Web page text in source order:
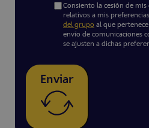
Consiento la cesión de
relativos a mis
del grupo al que pertenece
envío de comunicaciones
se ajusten a dichas
Enviar